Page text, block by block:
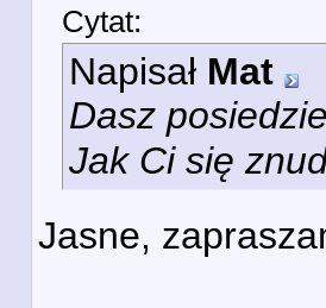
Cytat:
Napisał Mat
Dasz
Jak Ci się
Jasne,